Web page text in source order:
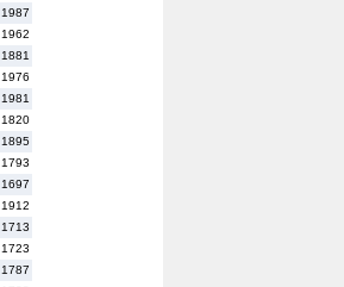
1987
1962
1881
1976
1981
1820
1895
1793
1697
1912
1713
1723
1787